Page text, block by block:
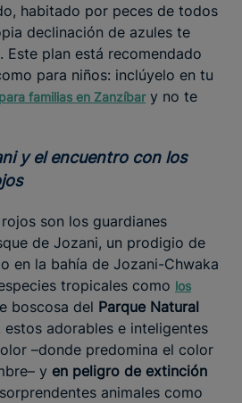
habitado por peces de todos
declinación de azules te
Este plan está recomendado
para niños: inclúyelo en tu
familias en Zanzíbary no te
son los guardianes
de Jozani, un prodigio de
en la bahía de Jozani-Chwaka
tropicales como los
boscosa del Parque Natural
, estos adorables e inteligentes
–donde predomina el color
y en peligro de extinción
animales como